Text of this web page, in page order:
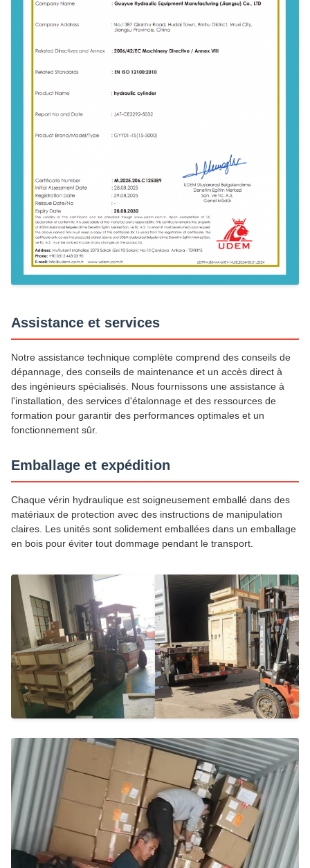
Assistance et services
Notre assistance technique complète comprend des conseils de
dépannage, des conseils de maintenance et un accès direct à
des ingénieurs spécialisés. Nous fournissons une assistance à
l'installation, des services d'étalonnage et des ressources de
formation pour garantir des performances optimales et un
fonctionnement sûr.
Emballage et expédition
Chaque vérin hydraulique est soigneusement emballé dans des
matériaux de protection avec des instructions de manipulation
claires. Les unités sont solidement emballées dans un emballage
en bois pour éviter tout dommage pendant le transport.